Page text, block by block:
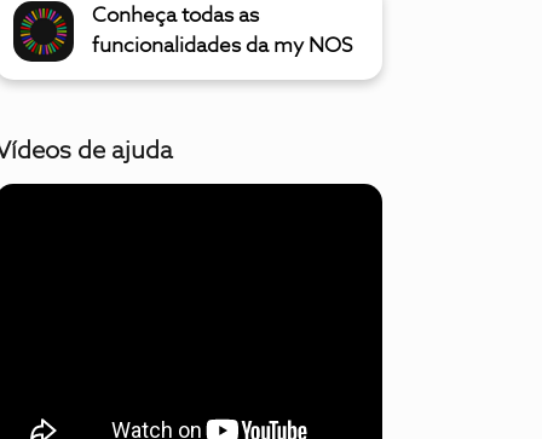
Conheça todas as
funcionalidades da my NOS
de ajuda